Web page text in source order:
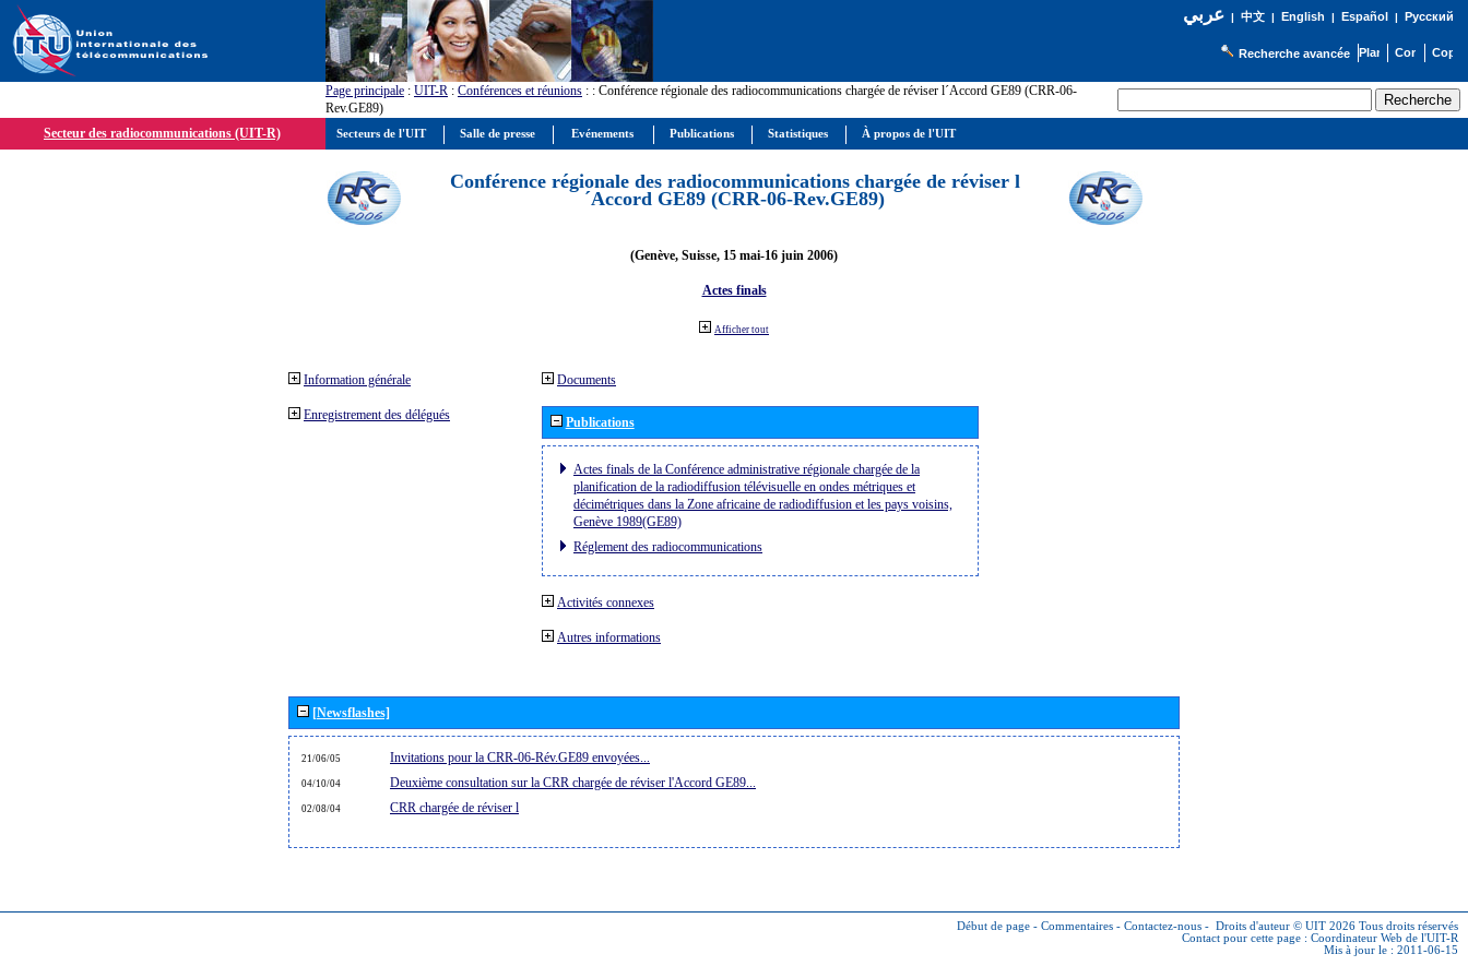
عربي| 中文| English | Español | Русский
Recherche avancée
Page principale : UIT-R : Conférences et réunions : : Conférence régionale des radiocommunications chargée de réviser l´Accord GE89 (CRR-06-
Rev.GE89)
Secteur des radiocommunications (UIT-R)
Conférence régionale des radiocommunications chargée de réviser l
´Accord GE89 (CRR-06-Rev.GE89)
(Genève, Suisse, 15 mai-16 juin 2006)
Actes finals
Afficher tout
Information générale
Enregistrement des délégués
Documents
Publications
Actes finals de la Conférence administrative régionale chargée de la
planification de la radiodiffusion télévisuelle en ondes métriques et
décimétriques dans la Zone africaine de radiodiffusion et les pays voisins,
Genève 1989(GE89)
Réglement des radiocommunications
Activités connexes
Autres informations
[Newsflashes]
21/06/05 Invitations pour la CRR-06-Rév.GE89 envoyées...
04/10/04 Deuxième consultation sur la CRR chargée de réviser l'Accord GE89...
02/08/04 CRR chargée de réviser l
Début de page - Commentaires - Contactez-nous - Droits d'auteur © UIT 2026 Tous droits réservés
Contact pour cette page : Coordinateur Web de l'UIT-R
Mis à jour le : 2011-06-15
Secteurs de l'UIT Salle de presse Evénements Publications Statistiques À propos de l'UIT